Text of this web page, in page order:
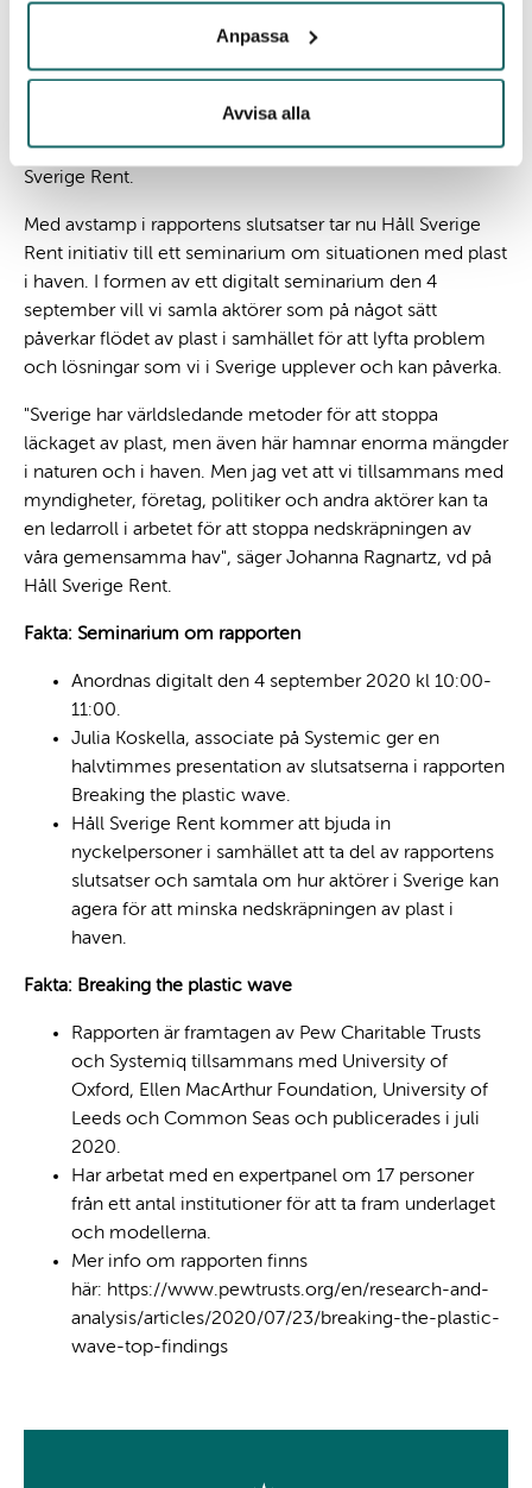
Anpassa
Avvisa alla
"Ett stort problem är att plastavfallet inte har något vidare
värde. Det är billigare att producera ny plast av fossila
är inte hållbart alls och det leder till en ökad
nedskräpning", säger Johanna Ragnartz, vd på Håll
Sverige Rent.
Med avstamp i rapportens slutsatser tar nu Håll Sverige
Rent initiativ till ett seminarium om situationen med plast
i haven. I formen av ett digitalt seminarium den 4
september vill vi samla aktörer som på något sätt
påverkar flödet av plast i samhället för att lyfta problem
och lösningar som vi i Sverige upplever och kan påverka.
"Sverige har världsledande metoder för att stoppa
läckaget av plast, men även här hamnar enorma mängder
i naturen och i haven. Men jag vet att vi tillsammans med
myndigheter, företag, politiker och andra aktörer kan ta
en ledarroll i arbetet för att stoppa nedskräpningen av
våra gemensamma hav", säger Johanna Ragnartz, vd på
Håll Sverige Rent.
Fakta: Seminarium om rapporten
Anordnas digitalt den 4 september 2020 kl 10:00-
11:00.
Julia Koskella, associate på Systemic ger en
halvtimmes presentation av slutsatserna i rapporten
Breaking the plastic wave.
Håll Sverige Rent kommer att bjuda in
nyckelpersoner i samhället att ta del av rapportens
slutsatser och samtala om hur aktörer i Sverige kan
agera för att minska nedskräpningen av plast i
haven.
Fakta: Breaking the plastic wave
Rapporten är framtagen av Pew Charitable Trusts
och Systemiq tillsammans med University of
Oxford, Ellen MacArthur Foundation, University of
Leeds och Common Seas och publicerades i juli
2020.
Har arbetat med en expertpanel om 17 personer
från ett antal institutioner för att ta fram underlaget
och modellerna.
Mer info om rapporten finns
här: https://www.pewtrusts.org/en/research-and-
analysis/articles/2020/07/23/breaking-the-plastic-
wave-top-findings